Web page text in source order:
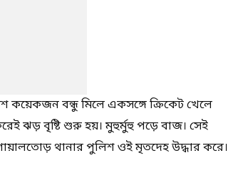
কয়েকজন বন্ধু মিলে একসঙ্গে ক্রিকেট খেলে
ঝড় বৃষ্টি শুরু হয়। মুহুর্মুহু পড়ে বাজ। সেই
থানার পুলিশ ওই মৃতদেহ উদ্ধার করে।